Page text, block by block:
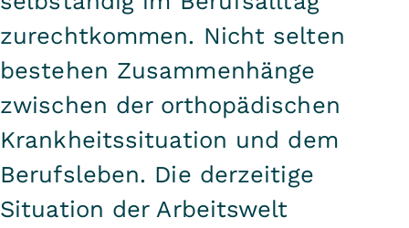
zurechtkommen. Nicht selten
bestehen Zusammenhänge
zwischen der orthopädischen
Krankheitssituation und dem
Berufsleben. Die derzeitige
Situation der Arbeitswelt